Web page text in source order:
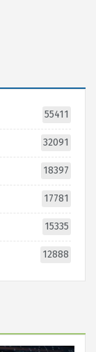
55411
32091
18397
17781
15335
12888